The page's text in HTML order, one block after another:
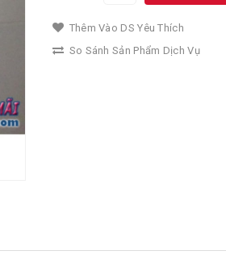
Thêm Vào DS Yêu Thích
So Sánh Sản Phẩm Dịch Vụ